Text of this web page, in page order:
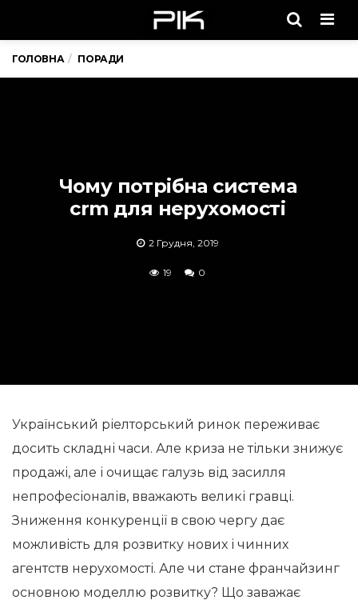
ГОЛОВНА ПОРАДИ
Чому потрібна система
crm для нерухомості
2 Грудня, 2019
19 0
Український ріелторський ринок переживає
досить складні часи. Але криза не тільки знижує
продажі, але і очищає галузь від засилля
непрофесіоналів, вважають великі гравці.
Зниження конкуренції в свою чергу дає
можливість для розвитку нових і чинних
агентств нерухомості. Але чи стане франчайзинг
основною моделлю розвитку? Що заважає